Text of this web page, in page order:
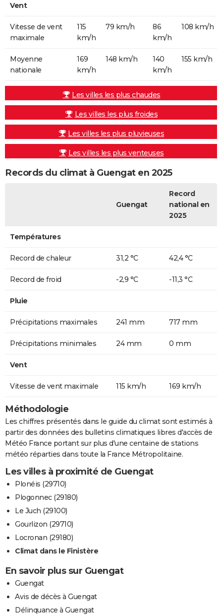
Vent
Vitesse de vent
maximale
115
km/h
79 km/h
86
km/h
108 km/h
Moyenne
nationale
169
km/h
148 km/h
140
km/h
155 km/h
Les villes les plus chaudes
Les villes les plus froides
Les villes les plus pluvieuses
Les villes les plus venteuses
Records du climat à Guengat en 2025
Guengat
Record
national en
2025
Températures
Record de chaleur 31,2 °C 42,4 °C
Record de froid -2,9 °C -11,3 °C
Pluie
Précipitations maximales 241 mm 717 mm
Précipitations minimales 24 mm 0 mm
Vent
Vitesse de vent maximale 115 km/h 169 km/h
Méthodologie
Les chiffres présentés dans le guide du climat sont estimés à
partir des données des bulletins climatiques libres d'accès de
Météo France portant sur plus d'une centaine de stations
météo réparties dans toute la France Métropolitaine.
Les villes à proximité de Guengat
Plonéis (29710)
Plogonnec (29180)
Le Juch (29100)
Gourlizon (29710)
Locronan (29180)
Climat dans le Finistère
En savoir plus sur Guengat
Guengat
Avis de décès à Guengat
Délinquance à Guengat